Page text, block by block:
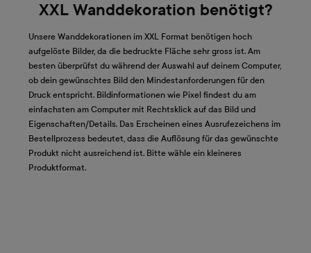
XXL Wanddekoration benötigt?
Unsere Wanddekorationen im XXL Format benötigen hoch
aufgelöste Bilder, da die bedruckte Fläche sehr gross ist. Am
besten überprüfst du während der Auswahl auf deinem Computer,
ob dein gewünschtes Bild den Mindestanforderungen für den
Druck entspricht. Bildinformationen wie Pixel findest du am
einfachsten am Computer mit Rechtsklick auf das Bild und
Eigenschaften/Details. Das Erscheinen eines Ausrufezeichens im
Bestellprozess bedeutet, dass die Auflösung für das gewünschte
Produkt nicht ausreichend ist. Bitte wähle ein kleineres
Produktformat.